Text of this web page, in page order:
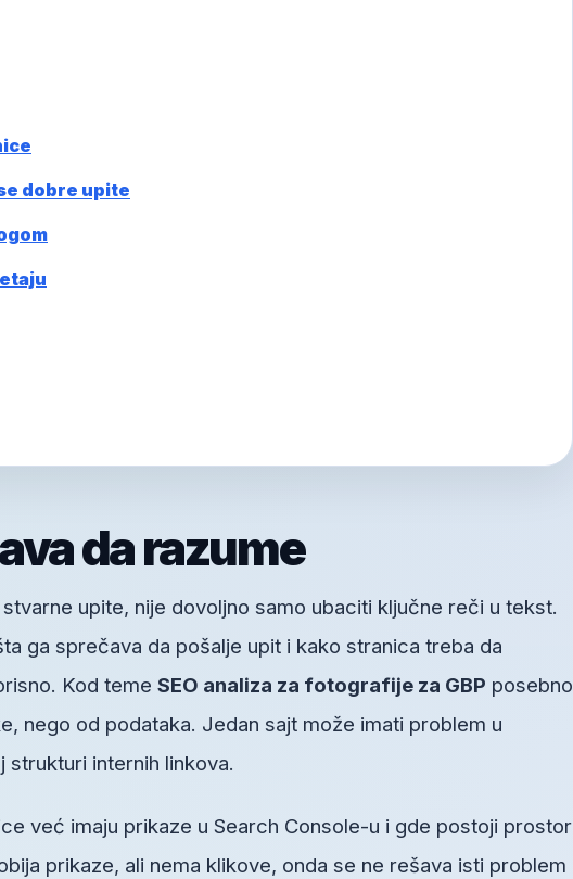
dobre upite
da razume
upite, nije dovoljno samo ubaciti ključne reči u tekst.
ga sprečava da pošalje upit i kako stranica treba da
Kod teme SEO analiza za fotografije za GBP posebno
nego od podataka. Jedan sajt može imati problem u
internih linkova.
već imaju prikaze u Search Console-u i gde postoji prostor
prikaze, ali nema klikove, onda se ne rešava isti problem